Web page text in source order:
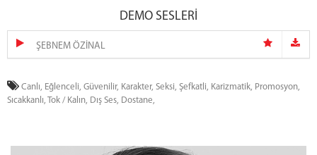
DEMO SESLERİ
ŞEBNEM ÖZİNAL
Canlı, Eğlenceli, Güvenilir, Karakter, Seksi, Şefkatli, Karizmatik, Promosyon,
Sıcakkanlı, Tok / Kalın, Dış Ses, Dostane,